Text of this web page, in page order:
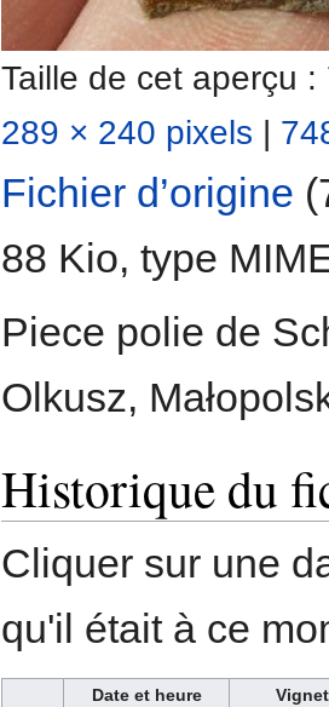
Taille de cet aperçu :
289 × 240 pixels |
Fichier d’origine
88 Kio, type
Piece polie de
Olkusz,
Historique du
Cliquer sur une
qu'il était à ce
Date et heure